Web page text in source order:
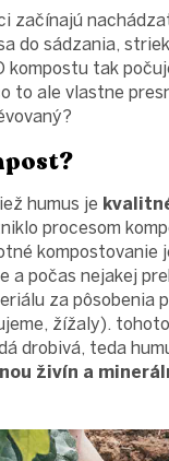
začínajú
do sádzania,
kompostu tak
to ale vlastne
humus je
procesom
kompostovanie
a počas nejakej
za pôsobenia
žížaly).
drobivá, teda
živín a